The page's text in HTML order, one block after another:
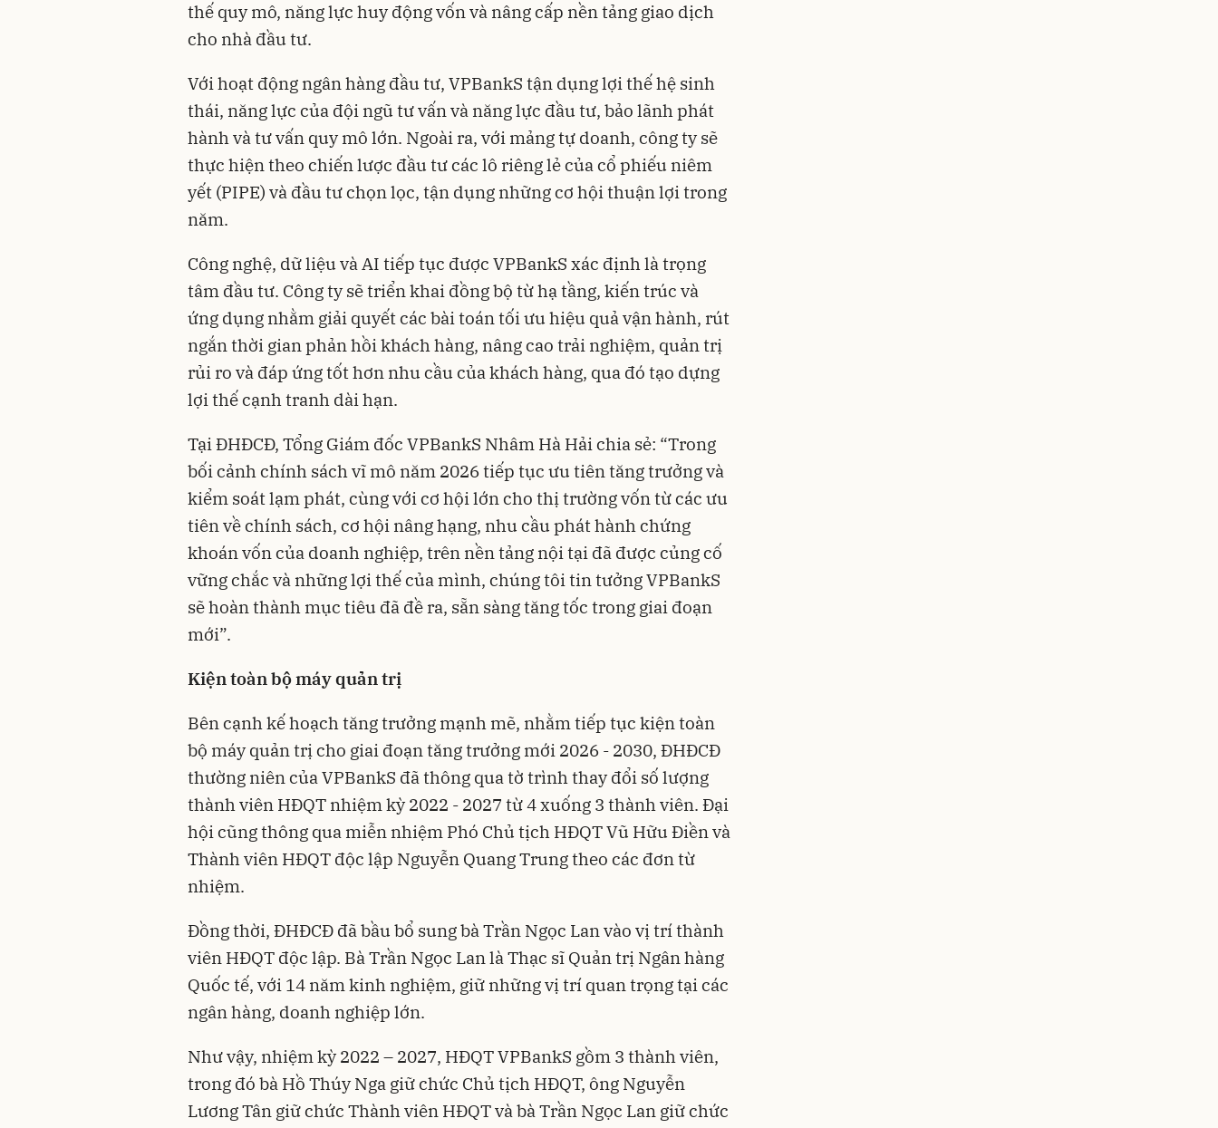
thế quy mô, năng lực huy động vốn và nâng cấp nền tảng giao dịch
cho nhà đầu tư.
Với hoạt động ngân hàng đầu tư, VPBankS tận dụng lợi thế hệ sinh
thái, năng lực của đội ngũ tư vấn và năng lực đầu tư, bảo lãnh phát
hành và tư vấn quy mô lớn. Ngoài ra, với mảng tự doanh, công ty sẽ
thực hiện theo chiến lược đầu tư các lô riêng lẻ của cổ phiếu niêm
yết (PIPE) và đầu tư chọn lọc, tận dụng những cơ hội thuận lợi trong
năm.
Công nghệ, dữ liệu và AI tiếp tục được VPBankS xác định là trọng
tâm đầu tư. Công ty sẽ triển khai đồng bộ từ hạ tầng, kiến trúc và
ứng dụng nhằm giải quyết các bài toán tối ưu hiệu quả vận hành, rút
ngắn thời gian phản hồi khách hàng, nâng cao trải nghiệm, quản trị
rủi ro và đáp ứng tốt hơn nhu cầu của khách hàng, qua đó tạo dựng
lợi thế cạnh tranh dài hạn.
Tại ĐHĐCĐ, Tổng Giám đốc VPBankS Nhâm Hà Hải chia sẻ: “Trong
bối cảnh chính sách vĩ mô năm 2026 tiếp tục ưu tiên tăng trưởng và
kiểm soát lạm phát, cùng với cơ hội lớn cho thị trường vốn từ các ưu
tiên về chính sách, cơ hội nâng hạng, nhu cầu phát hành chứng
khoán vốn của doanh nghiệp, trên nền tảng nội tại đã được củng cố
vững chắc và những lợi thế của mình, chúng tôi tin tưởng VPBankS
sẽ hoàn thành mục tiêu đã đề ra, sẵn sàng tăng tốc trong giai đoạn
mới”.
Kiện toàn bộ máy quản trị
Bên cạnh kế hoạch tăng trưởng mạnh mẽ, nhằm tiếp tục kiện toàn
bộ máy quản trị cho giai đoạn tăng trưởng mới 2026 - 2030, ĐHĐCĐ
thường niên của VPBankS đã thông qua tờ trình thay đổi số lượng
thành viên HĐQT nhiệm kỳ 2022 - 2027 từ 4 xuống 3 thành viên. Đại
hội cũng thông qua miễn nhiệm Phó Chủ tịch HĐQT Vũ Hữu Điền và
Thành viên HĐQT độc lập Nguyễn Quang Trung theo các đơn từ
nhiệm.
Đồng thời, ĐHĐCĐ đã bầu bổ sung bà Trần Ngọc Lan vào vị trí thành
viên HĐQT độc lập. Bà Trần Ngọc Lan là Thạc sĩ Quản trị Ngân hàng
Quốc tế, với 14 năm kinh nghiệm, giữ những vị trí quan trọng tại các
ngân hàng, doanh nghiệp lớn.
Như vậy, nhiệm kỳ 2022 – 2027, HĐQT VPBankS gồm 3 thành viên,
trong đó bà Hồ Thúy Nga giữ chức Chủ tịch HĐQT, ông Nguyễn
Lương Tân giữ chức Thành viên HĐQT và bà Trần Ngọc Lan giữ chức